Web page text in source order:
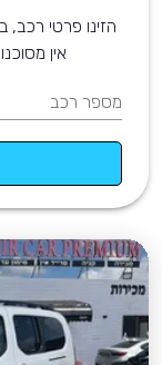
הזינו פרטי רכב,
אין
מספר רכב